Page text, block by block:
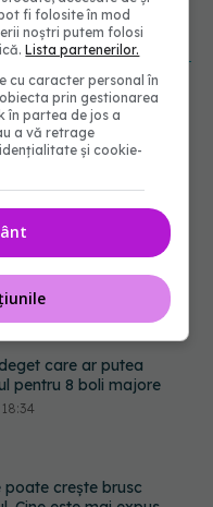
Cancerele care pot fi
Sorin Bogdan
Au metode de
care ar putea
pentru 8 boli majore
poate crește brusc
Cine este mai expus
de milioane de lei pentru
fi folosite în mod
noștri putem folosi
Lista partenerilor.
cu caracter personal în
prin gestionarea
în partea de jos a
a vă retrage
și cookie-